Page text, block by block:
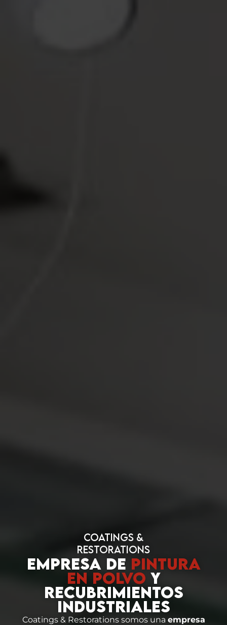
COATINGS &
RESTORATIONS
EMPRESA DE PINTURA
EN POLVO Y
RECUBRIMIENTOS
INDUSTRIALES
Coatings & Restorations somos una empresa